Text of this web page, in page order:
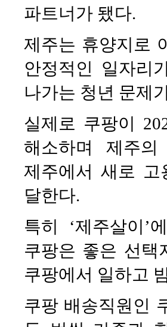
파트너가 됐다.
제주는 휴양지로
안정적인 일자리
나가는 청년 문제
실제로 쿠팡이
해소하며 제주
제주에서 새로 고
달한다.
특히 ‘제주살이
쿠팡은 좋은 선택
쿠팡에서 일하고
쿠팡 배송직원인